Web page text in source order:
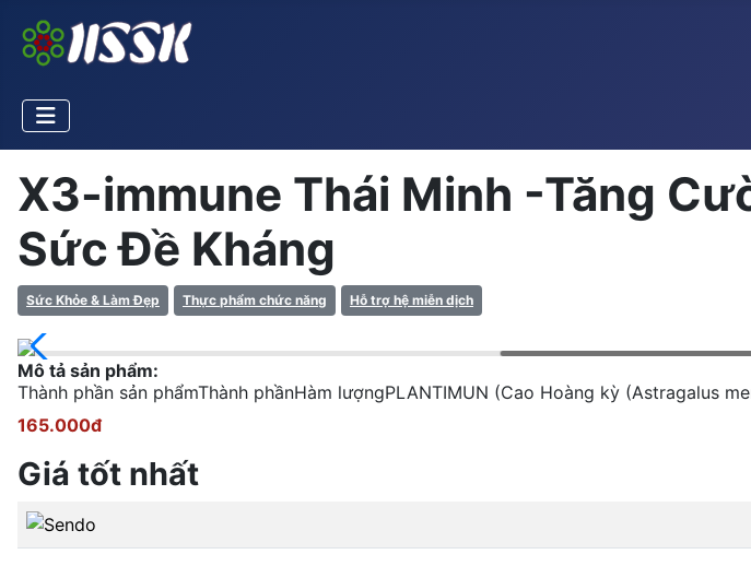
X3-immune Thái Minh -Tăng
Sức Đề Kháng
Sức Khỏe & Làm Đẹp Thực phẩm chức năng Hỗ trợ hệ miễn dịch
Mô tả sản phẩm:
Thành phần sản phẩmThành phầnHàm lượngPLANTIMUN (Cao Hoàng kỳ (Astragalus
165.000đ
Giá tốt nhất